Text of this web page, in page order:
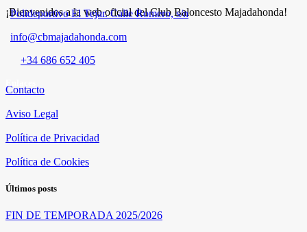
¡Bienvenidos a la web oficial del Club Baloncesto Majadahonda!
Polideportivo El Tejar. Calle Romero, s/n
info@cbmajadahonda.com
+34 686 652 405
Contacto
Aviso Legal
Política de Privacidad
Política de Cookies
Últimos posts
FIN DE TEMPORADA 2025/2026